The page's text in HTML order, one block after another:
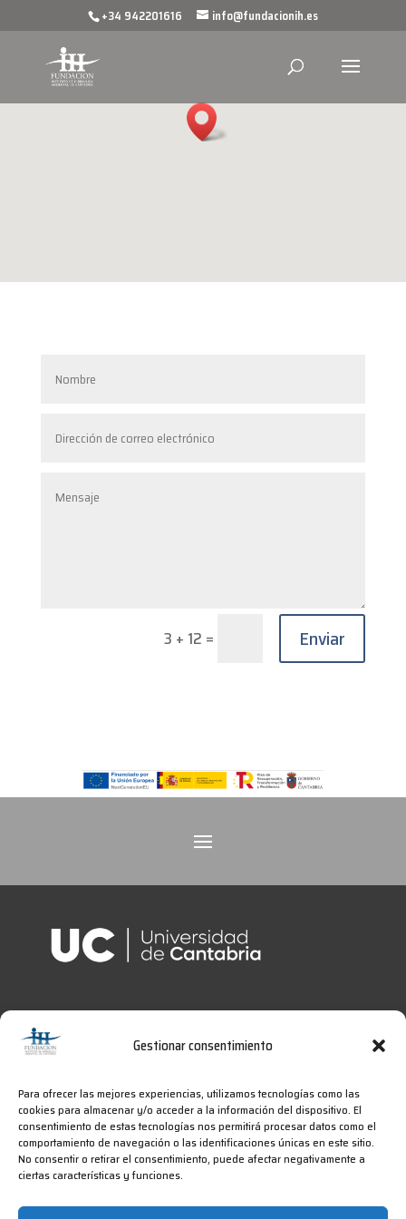
Gestionar consentimiento
Para ofrecer las mejores experiencias, utilizamos tecnologías como las
cookies para almacenar y/o acceder a la información del dispositivo. El
consentimiento de estas tecnologías nos permitirá procesar datos como el
comportamiento de navegación o las identificaciones únicas en este sitio.
No consentir o retirar el consentimiento, puede afectar negativamente a
ciertas características y funciones.
+34 942201616 info@fundacionih.es
3 + 12 = Enviar